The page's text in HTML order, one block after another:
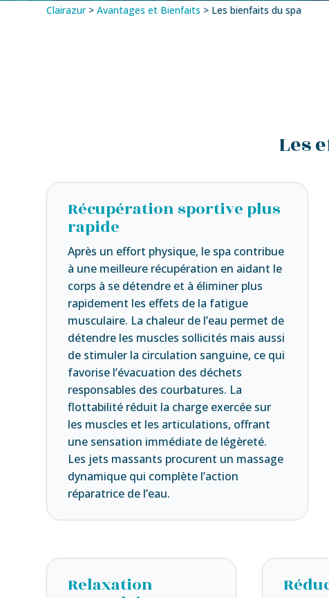
Clairazur>Avantages et Bienfaits > Les bienfaits du spa
Les
Récupération sportive plus
rapide
Après un effort physique, le spa contribue
à une meilleure récupération en aidant le
corps à se détendre et à éliminer plus
rapidement les effets de la fatigue
musculaire. La chaleur de l’eau permet de
détendre les muscles sollicités mais aussi
de stimuler la circulation sanguine, ce qui
favorise l’évacuation des déchets
responsables des courbatures. La
flottabilité réduit la charge exercée sur
les muscles et les articulations, offrant
une sensation immédiate de légèreté.
Les jets massants procurent un massage
dynamique qui complète l’action
réparatrice de l’eau.
Relaxation